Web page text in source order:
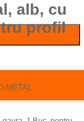
alb, cu
profil
METAL